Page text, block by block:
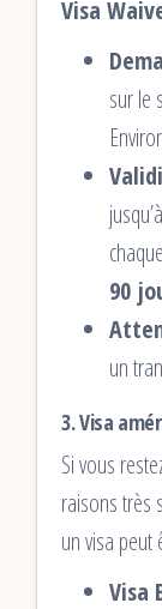
Visa
sur le
90
un
3. Visa
Si vous
raisons très
un visa peut
Visa